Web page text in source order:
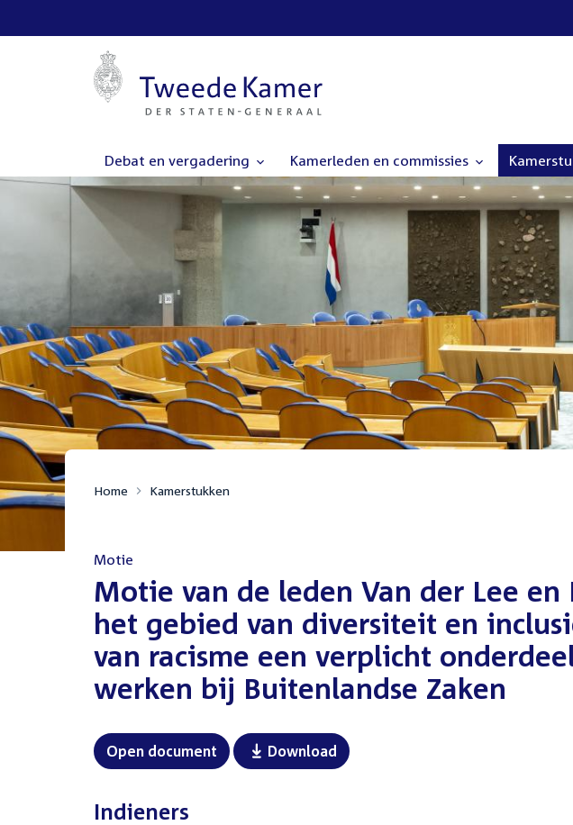
Debat en vergadering Kamerleden en commissies
Home Kamerstukken
Motie
:Motie van de leden Van der Lee
het gebied van diversiteit en
van racisme een verplicht
werken bij Buitenlandse Zaken
Open document Download
Indieners